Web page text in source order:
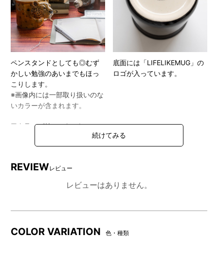
ペンスタンドとしても◎むず
かしい勉強のあいまでもほっ
こりします。
※画像内には一部取り扱いのな
いカラーが含まれます。
底面には「LIFELIKEMUG」の
ロゴが入っています。
■カラーバリエーション
REVIEWレビュー
レビューはありません。
COLOR VARIATION 色・種類